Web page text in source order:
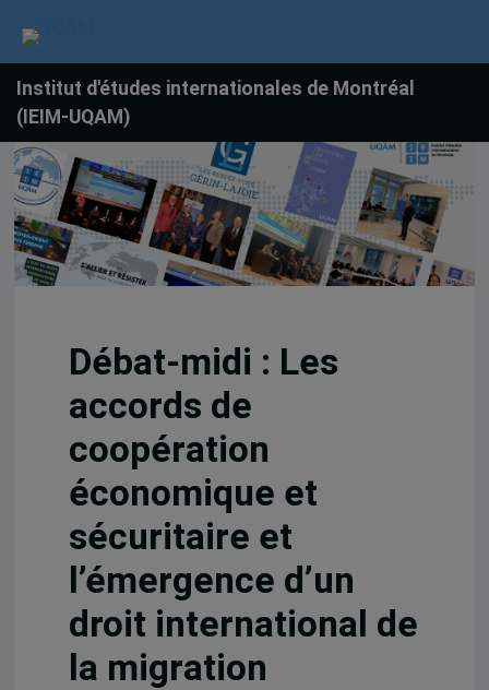
Institut d'études internationales de Montréal
(IEIM-UQAM)
Débat-midi : Les
accords de
coopération
économique et
sécuritaire et
l’émergence d’un
droit international de
la migration